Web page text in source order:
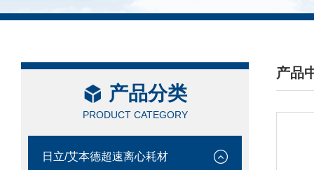
产品分类
PRODUCT CATEGORY
日立/艾本德超速离心耗材
产品
/